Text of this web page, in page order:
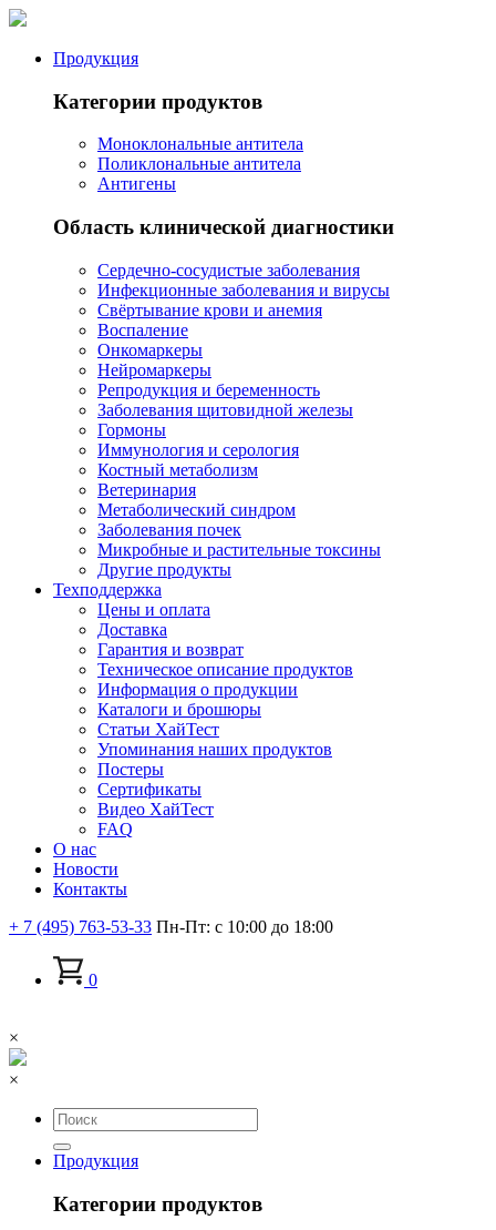
Продукция
Категории продуктов
Моноклональные антитела
Поликлональные антитела
Антигены
Область клинической диагностики
Сердечно-сосудистые заболевания
Инфекционные заболевания и вирусы
Свёртывание крови и анемия
Воспаление
Онкомаркеры
Нейромаркеры
Репродукция и беременность
Заболевания щитовидной железы
Гормоны
Иммунология и серология
Костный метаболизм
Ветеринария
Метаболический синдром
Заболевания почек
Микробные и растительные токсины
Другие продукты
Техподдержка
Цены и оплата
Доставка
Гарантия и возврат
Техническое описание продуктов
Информация о продукции
Каталоги и брошюры
Статьи ХайТест
Упоминания наших продуктов
Постеры
Сертификаты
Видео ХайТест
FAQ
О нас
Новости
Контакты
+ 7 (495) 763-53-33 Пн-Пт: с 10:00 до 18:00
0
×
×
Продукция
Категории продуктов